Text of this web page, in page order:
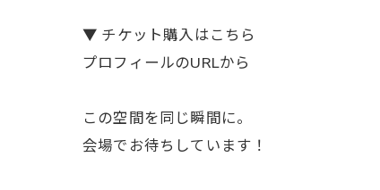
▼ チケット購入はこちら
プロフィールのURLから
この空間を同じ瞬間に。
会場でお待ちしています！